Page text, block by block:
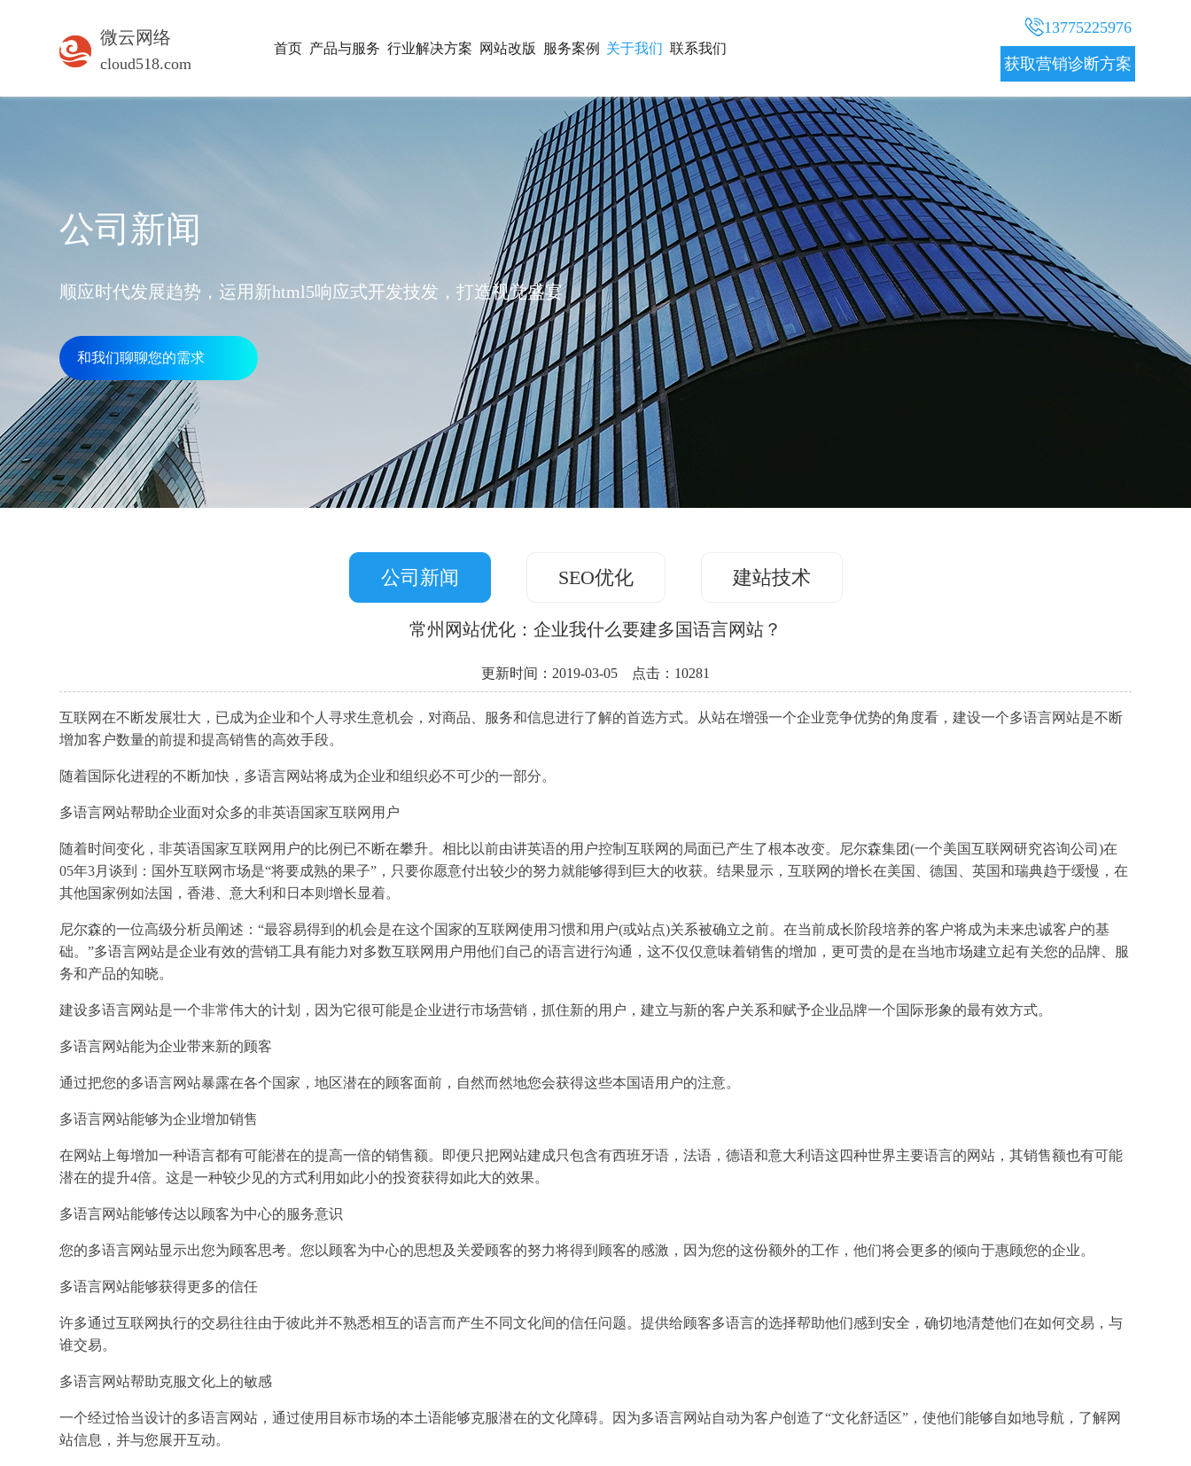
微云网络
cloud518.com
首页 产品与服务 行业解决方案 网站改版 服务案例 关于我们 联系我们
13775225976
获取营销诊断方案
公司新闻
顺应时代发展趋势，运用新html5响应式开发技发，打造视觉盛宴
和我们聊聊您的需求
公司新闻 SEO优化 建站技术
常州网站优化：企业我什么要建多国语言网站？
更新时间：2019-03-05 点击：10281
互联网在不断发展壮大，已成为企业和个人寻求生意机会，对商品、服务和信息进行了解的首选方式。从站在增强一个企业竞争优势的角度看，建设一个多语言网站是不断
增加客户数量的前提和提高销售的高效手段。
随着国际化进程的不断加快，多语言网站将成为企业和组织必不可少的一部分。
多语言网站帮助企业面对众多的非英语国家互联网用户
随着时间变化，非英语国家互联网用户的比例已不断在攀升。相比以前由讲英语的用户控制互联网的局面已产生了根本改变。尼尔森集团(一个美国互联网研究咨询公司)在
05年3月谈到：国外互联网市场是“将要成熟的果子”，只要你愿意付出较少的努力就能够得到巨大的收获。结果显示，互联网的增长在美国、德国、英国和瑞典趋于缓慢，在
其他国家例如法国，香港、意大利和日本则增长显着。
尼尔森的一位高级分析员阐述：“最容易得到的机会是在这个国家的互联网使用习惯和用户(或站点)关系被确立之前。在当前成长阶段培养的客户将成为未来忠诚客户的基
础。”多语言网站是企业有效的营销工具有能力对多数互联网用户用他们自己的语言进行沟通，这不仅仅意味着销售的增加，更可贵的是在当地市场建立起有关您的品牌、服
务和产品的知晓。
建设多语言网站是一个非常伟大的计划，因为它很可能是企业进行市场营销，抓住新的用户，建立与新的客户关系和赋予企业品牌一个国际形象的最有效方式。
多语言网站能为企业带来新的顾客
通过把您的多语言网站暴露在各个国家，地区潜在的顾客面前，自然而然地您会获得这些本国语用户的注意。
多语言网站能够为企业增加销售
在网站上每增加一种语言都有可能潜在的提高一倍的销售额。即便只把网站建成只包含有西班牙语，法语，德语和意大利语这四种世界主要语言的网站，其销售额也有可能
潜在的提升4倍。这是一种较少见的方式利用如此小的投资获得如此大的效果。
多语言网站能够传达以顾客为中心的服务意识
您的多语言网站显示出您为顾客思考。您以顾客为中心的思想及关爱顾客的努力将得到顾客的感激，因为您的这份额外的工作，他们将会更多的倾向于惠顾您的企业。
多语言网站能够获得更多的信任
许多通过互联网执行的交易往往由于彼此并不熟悉相互的语言而产生不同文化间的信任问题。提供给顾客多语言的选择帮助他们感到安全，确切地清楚他们在如何交易，与
谁交易。
多语言网站帮助克服文化上的敏感
一个经过恰当设计的多语言网站，通过使用目标市场的本土语能够克服潜在的文化障碍。因为多语言网站自动为客户创造了“文化舒适区”，使他们能够自如地导航，了解网
站信息，并与您展开互动。